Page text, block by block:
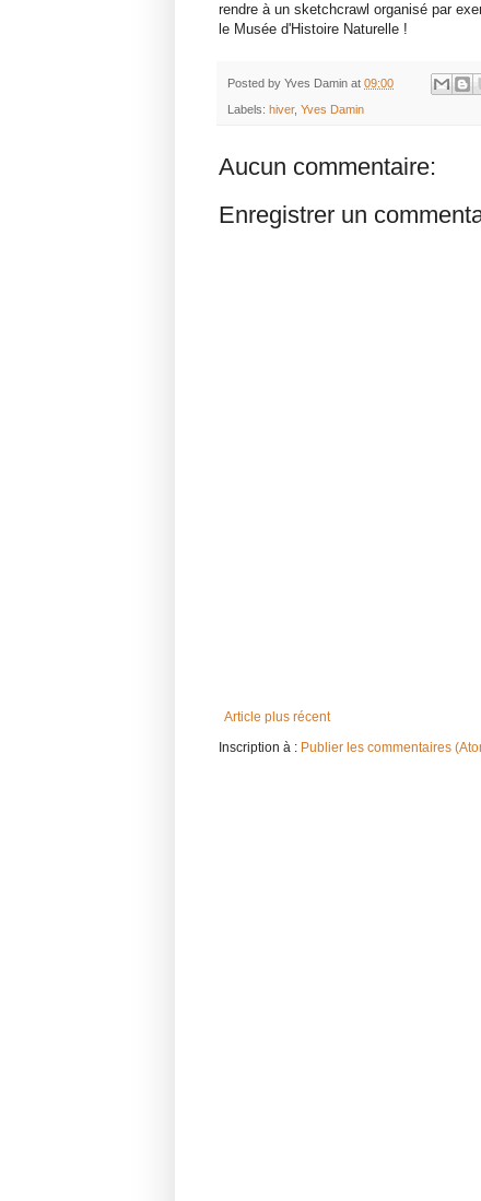
rendre à un sketchcrawl organisé par
le Musée d'Histoire Naturelle !
Posted by Yves Damin at 09:00
Labels: hiver, Yves Damin
Aucun commentaire:
Enregistrer un
Article plus récent
Inscription à : Publier les commentaires